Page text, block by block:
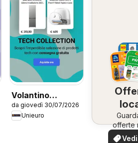
Volantino
Unieuro - Tech
Collection
da giovedì 30/07/2026
Unieuro
offerte
tua